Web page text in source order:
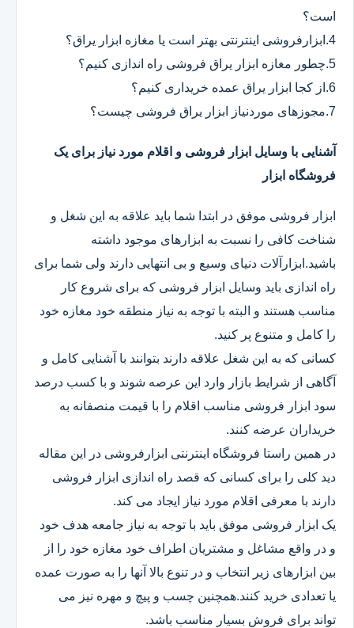
است؟
4.ابزارفروشی اینترنتی بهتر است یا مغازه ابزار یراق؟
5.چطور مغازه ابزار یراق فروشی راه اندازی کنیم؟
6.از کجا ابزار یراق عمده خریداری کنیم؟
7.مجوزهای موردنیاز ابزار یراق فروشی چیست؟
آشنایی با وسایل ابزار فروشی و اقلام مورد نیاز برای یک
فروشگاه ابزار
ابزار فروشی موفق در ابتدا شما باید علاقه به این شغل و
شناخت کافی را نسبت به ابزارهای موجود داشته
باشید.ابزارآلات دنیای وسیع و بی انتهایی دارند ولی شما برای
راه اندازی باید وسایل ابزار فروشی که برای شروع کار
مناسب هستند و البته با توجه به نیاز منطقه خود مغازه خود
را کامل و متنوع پر کنید.
کسانی که به این شغل علاقه دارند بتوانند با آشنایی کامل و
آگاهی از شرایط بازار وارد این عرصه شوند و با کسب درصد
سود ابزار فروشی مناسب اقلام را با قیمت منصفانه به
خریداران عرضه کنند.
در همین راستا فروشگاه اینترنتی ابزارفروشی در این مقاله
دید کلی را برای کسانی که قصد راه اندازی ابزار فروشی
دارند با معرفی اقلام مورد نیاز ایجاد می کند.
یک ابزار فروشی موفق باید با توجه به نیاز جامعه هدف خود
و در واقع مشاغل و مشتریان اطراف خود مغازه خود را از
بین ابزارهای زیر انتخاب و در تنوع بالا آنها را به صورت عمده
یا تعدادی خرید کنند.همچنین چسب و پیچ و مهره نیز می
تواند برای فروش بسیار مناسب باشد.